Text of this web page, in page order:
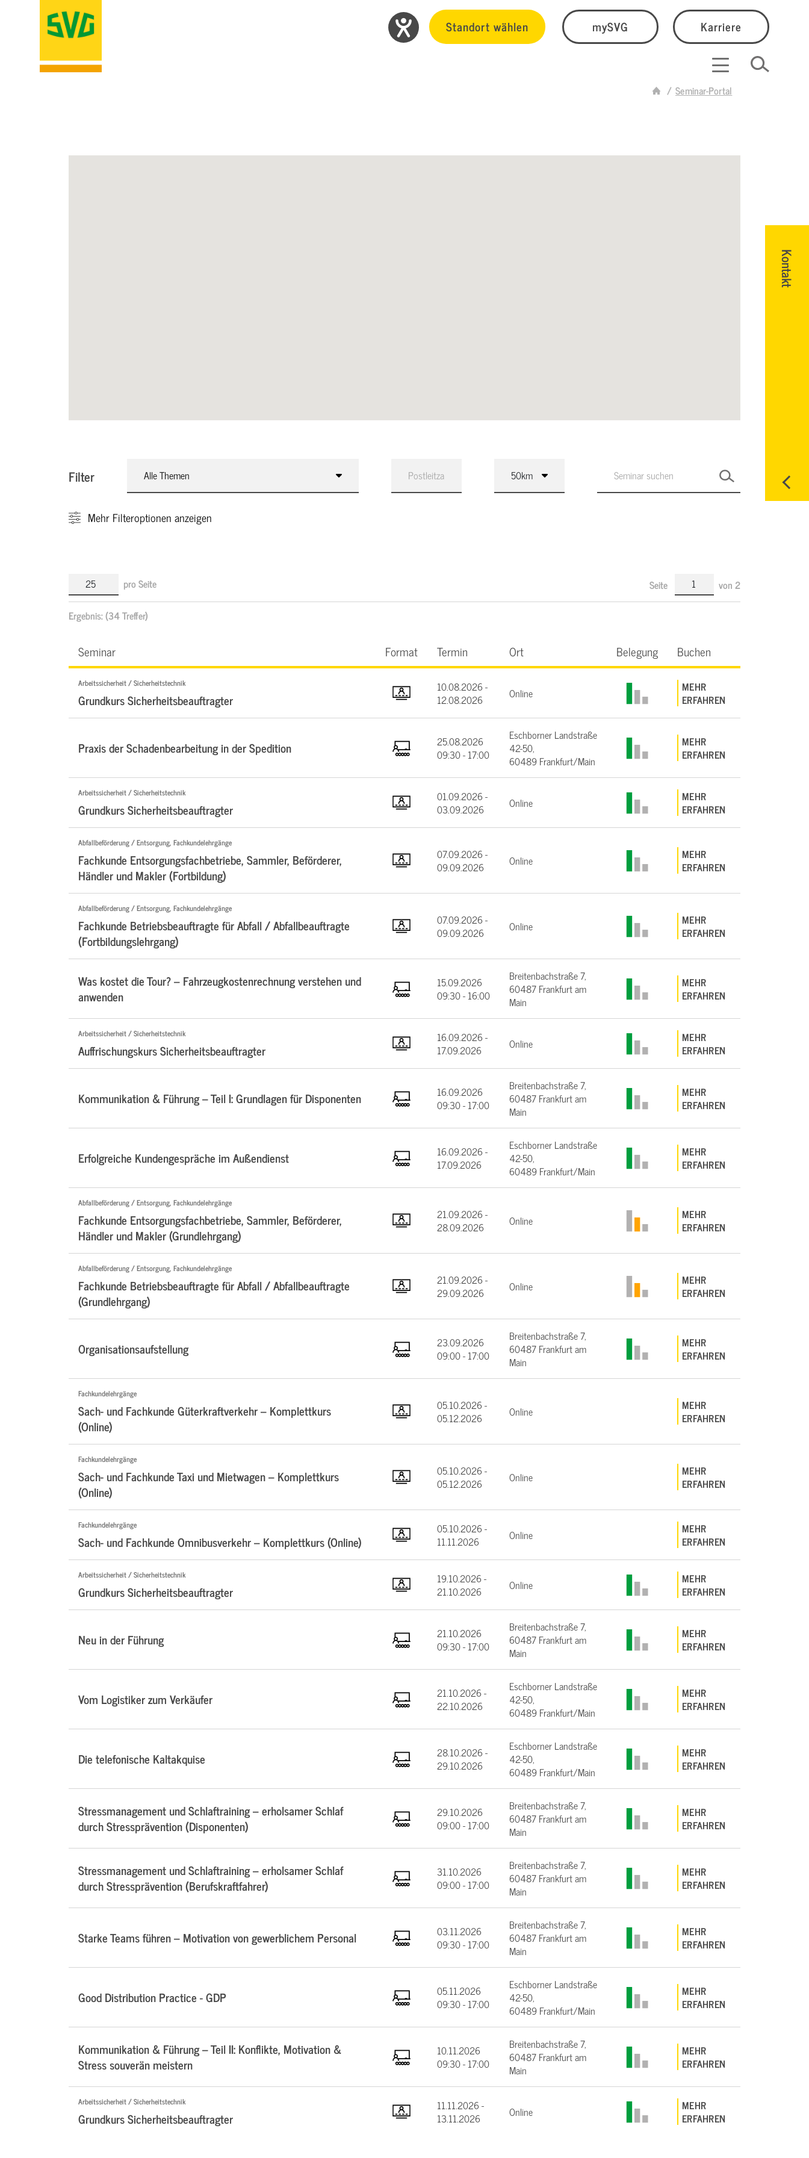
Standort wählen mySVG Karriere
Seminar-Portal
Kontakt
Filter Alle Themen
Mehr Filteroptionen anzeigen
pro Seite Seite von2
Ergebnis:(34 Treffer)
Seminar Format Termin Ort Belegung Buchen
Arbeitssicherheit / Sicherheitstechnik
Grundkurs Sicherheitsbeauftragter
10.08.2026 -
12.08.2026
Online
MEHR
ERFAHREN
Praxis der Schadenbearbeitung in der Spedition
25.08.2026
09:30 - 17:00
Eschborner Landstraße
42-50,
60489 Frankfurt/Main
MEHR
ERFAHREN
Arbeitssicherheit / Sicherheitstechnik
Grundkurs Sicherheitsbeauftragter
01.09.2026 -
03.09.2026
Online
MEHR
ERFAHREN
Abfallbeförderung / Entsorgung, Fachkundelehrgänge
Fachkunde Entsorgungsfachbetriebe, Sammler, Beförderer,
Händler und Makler (Fortbildung)
07.09.2026 -
09.09.2026
Online
MEHR
ERFAHREN
Abfallbeförderung / Entsorgung, Fachkundelehrgänge
Fachkunde Betriebsbeauftragte für Abfall / Abfallbeauftragte
(Fortbildungslehrgang)
07.09.2026 -
09.09.2026
Online
MEHR
ERFAHREN
Was kostet die Tour? – Fahrzeugkostenrechnung verstehen und
anwenden
15.09.2026
09:30 - 16:00
Breitenbachstraße 7,
60487 Frankfurt am
Main
MEHR
ERFAHREN
Arbeitssicherheit / Sicherheitstechnik
Auffrischungskurs Sicherheitsbeauftragter
16.09.2026 -
17.09.2026
Online
MEHR
ERFAHREN
Kommunikation & Führung – Teil I: Grundlagen für Disponenten
16.09.2026
09:30 - 17:00
Breitenbachstraße 7,
60487 Frankfurt am
Main
MEHR
ERFAHREN
Erfolgreiche Kundengespräche im Außendienst
16.09.2026 -
17.09.2026
Eschborner Landstraße
42-50,
60489 Frankfurt/Main
MEHR
ERFAHREN
Abfallbeförderung / Entsorgung, Fachkundelehrgänge
Fachkunde Entsorgungsfachbetriebe, Sammler, Beförderer,
Händler und Makler (Grundlehrgang)
21.09.2026 -
28.09.2026
Online
MEHR
ERFAHREN
Abfallbeförderung / Entsorgung, Fachkundelehrgänge
Fachkunde Betriebsbeauftragte für Abfall / Abfallbeauftragte
(Grundlehrgang)
21.09.2026 -
29.09.2026
Online
MEHR
ERFAHREN
Organisationsaufstellung
23.09.2026
09:00 - 17:00
Breitenbachstraße 7,
60487 Frankfurt am
Main
MEHR
ERFAHREN
Fachkundelehrgänge
Sach- und Fachkunde Güterkraftverkehr – Komplettkurs
(Online)
05.10.2026 -
05.12.2026
Online
MEHR
ERFAHREN
Fachkundelehrgänge
Sach- und Fachkunde Taxi und Mietwagen – Komplettkurs
(Online)
05.10.2026 -
05.12.2026
Online
MEHR
ERFAHREN
Fachkundelehrgänge
Sach- und Fachkunde Omnibusverkehr – Komplettkurs (Online)
05.10.2026 -
11.11.2026
Online
MEHR
ERFAHREN
Arbeitssicherheit / Sicherheitstechnik
Grundkurs Sicherheitsbeauftragter
19.10.2026 -
21.10.2026
Online
MEHR
ERFAHREN
Neu in der Führung
21.10.2026
09:30 - 17:00
Breitenbachstraße 7,
60487 Frankfurt am
Main
MEHR
ERFAHREN
Vom Logistiker zum Verkäufer
21.10.2026 -
22.10.2026
Eschborner Landstraße
42-50,
60489 Frankfurt/Main
MEHR
ERFAHREN
Die telefonische Kaltakquise
28.10.2026 -
29.10.2026
Eschborner Landstraße
42-50,
60489 Frankfurt/Main
MEHR
ERFAHREN
Stressmanagement und Schlaftraining – erholsamer Schlaf
durch Stressprävention (Disponenten)
29.10.2026
09:00 - 17:00
Breitenbachstraße 7,
60487 Frankfurt am
Main
MEHR
ERFAHREN
Stressmanagement und Schlaftraining – erholsamer Schlaf
durch Stressprävention (Berufskraftfahrer)
31.10.2026
09:00 - 17:00
Breitenbachstraße 7,
60487 Frankfurt am
Main
MEHR
ERFAHREN
Starke Teams führen – Motivation von gewerblichem Personal
03.11.2026
09:30 - 17:00
Breitenbachstraße 7,
60487 Frankfurt am
Main
MEHR
ERFAHREN
Good Distribution Practice - GDP
05.11.2026
09:30 - 17:00
Eschborner Landstraße
42-50,
60489 Frankfurt/Main
MEHR
ERFAHREN
Kommunikation & Führung – Teil II: Konflikte, Motivation &
Stress souverän meistern
10.11.2026
09:30 - 17:00
Breitenbachstraße 7,
60487 Frankfurt am
Main
MEHR
ERFAHREN
Arbeitssicherheit / Sicherheitstechnik
Grundkurs Sicherheitsbeauftragter
11.11.2026 -
13.11.2026
Online
MEHR
ERFAHREN